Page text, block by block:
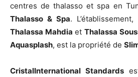
centres de thalasso et spa en
Thalasso & Spa.
Thalassa Mahdia etThalassa
Aquasplash, est la propriété de
CristalInternational Standards